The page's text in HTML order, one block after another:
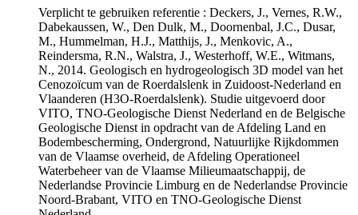
Verplicht te gebruiken referentie : Deckers, J., Vernes, R.W.,
Dabekaussen, W., Den Dulk, M., Doornenbal, J.C., Dusar,
M., Hummelman, H.J., Matthijs, J., Menkovic, A.,
Reindersma, R.N., Walstra, J., Westerhoff, W.E., Witmans,
N., 2014. Geologisch en hydrogeologisch 3D model van het
Cenozoïcum van de Roerdalslenk in Zuidoost-Nederland en
Vlaanderen (H3O-Roerdalslenk). Studie uitgevoerd door
VITO, TNO-Geologische Dienst Nederland en de Belgische
Geologische Dienst in opdracht van de Afdeling Land en
Bodembescherming, Ondergrond, Natuurlijke Rijkdommen
van de Vlaamse overheid, de Afdeling Operationeel
Waterbeheer van de Vlaamse Milieumaatschappij, de
Nederlandse Provincie Limburg en de Nederlandse Provincie
Noord-Brabant, VITO en TNO-Geologische Dienst